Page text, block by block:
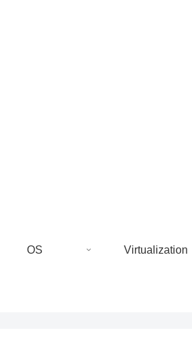
OS Virtualization